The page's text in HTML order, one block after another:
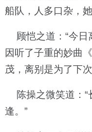
船队，人多口杂，
顾恺之道：“今日
因听了子重的妙曲
茂，离别是为了下
陈操之微笑道：“
逢。”